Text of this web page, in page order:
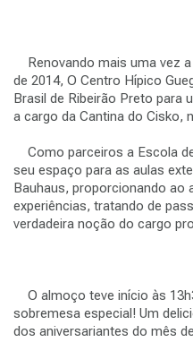
Renovando mais uma vez
de 2014, O Centro Hípico
Brasil de Ribeirão Preto para
a cargo da Cantina do Cisko,
Como parceiros a Escola
seu espaço para as aulas
Bauhaus, proporcionando ao
experiências, tratando de
verdadeira noção do cargo
O almoço teve início às
sobremesa especial! Um
dos aniversariantes do mês